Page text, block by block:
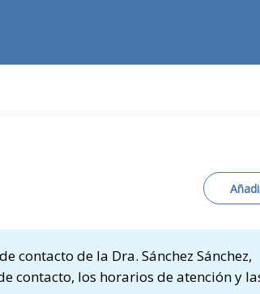
contacto de la Dra. Sánchez Sánchez,
contacto, los horarios de atención y